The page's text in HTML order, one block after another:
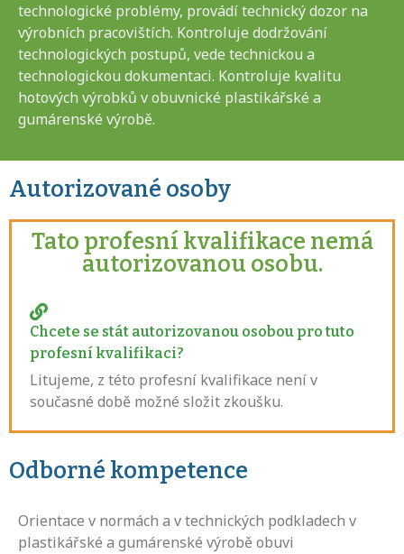
technologické problémy, provádí technický dozor na
výrobních pracovištích. Kontroluje dodržování
technologických postupů, vede technickou a
technologickou dokumentaci. Kontroluje kvalitu
hotových výrobků v obuvnické plastikářské a
gumárenské výrobě.
Autorizované osoby
Tato profesní kvalifikace nemá
autorizovanou osobu.
Chcete se stát autorizovanou osobou pro tuto
profesní kvalifikaci?
Litujeme, z této profesní kvalifikace není v
současné době možné složit zkoušku.
Odborné kompetence
Orientace v normách a v technických podkladech v
plastikářské a gumárenské výrobě obuvi